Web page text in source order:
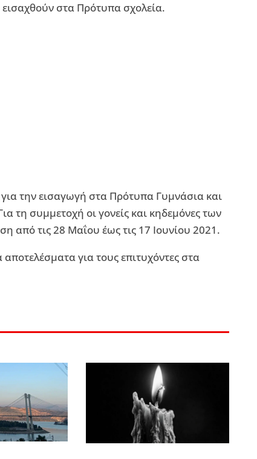
εισαχθούν στα Πρότυπα σχολεία.
για την εισαγωγή στα Πρότυπα Γυμνάσια και
τη συμμετοχή οι γονείς και κηδεμόνες των
από τις 28 Μαΐου έως τις 17 Ιουνίου 2021.
για τους επιτυχόντες στα